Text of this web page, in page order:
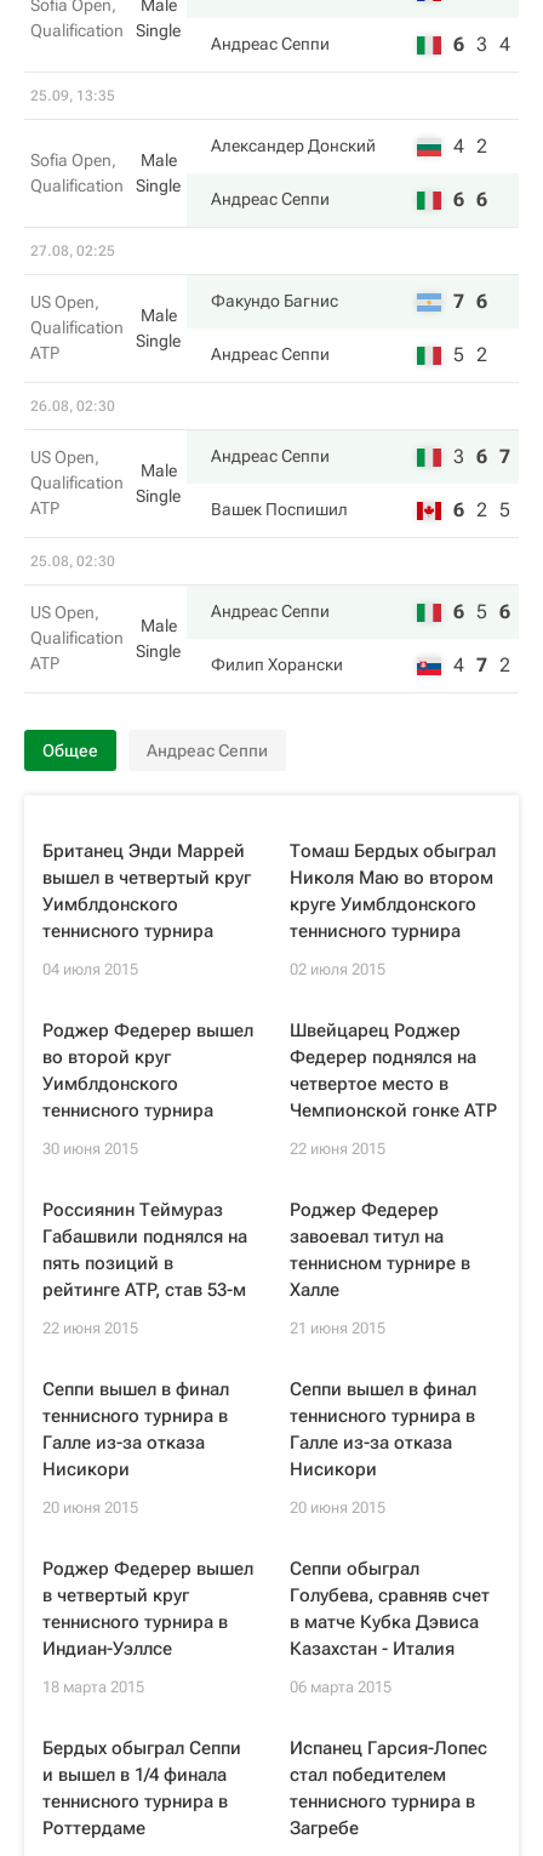
Sofia Open,
Qualification
Male
Single
Андреас Сеппи 6 3 4
25.09, 13:35
Sofia Open,
Qualification
Male
Single
Александер Донский 4 2
Андреас Сеппи 6 6
27.08, 02:25
US Open,
Qualification
ATP
Male
Single
Факундо Багнис 7 6
Андреас Сеппи 5 2
26.08, 02:30
US Open,
Qualification
ATP
Male
Single
Андреас Сеппи 3 6 7
Вашек Поспишил 6 2 5
25.08, 02:30
US Open,
Qualification
ATP
Male
Single
Андреас Сеппи 6 5 6
Филип Хорански 4 7 2
Общее Андреас Сеппи
Британец Энди Маррей
вышел в четвертый круг
Уимблдонского
теннисного турнира
04 июля 2015
Томаш Бердых обыграл
Николя Маю во втором
круге Уимблдонского
теннисного турнира
02 июля 2015
Роджер Федерер вышел
во второй круг
Уимблдонского
теннисного турнира
30 июня 2015
Швейцарец Роджер
Федерер поднялся на
четвертое место в
Чемпионской гонке ATP
22 июня 2015
Россиянин Теймураз
Габашвили поднялся на
пять позиций в
рейтинге ATP, став 53-м
22 июня 2015
Роджер Федерер
завоевал титул на
теннисном турнире в
Халле
21 июня 2015
Сеппи вышел в финал
теннисного турнира в
Галле из-за отказа
Нисикори
20 июня 2015
Сеппи вышел в финал
теннисного турнира в
Галле из-за отказа
Нисикори
20 июня 2015
Роджер Федерер вышел
в четвертый круг
теннисного турнира в
Индиан-Уэллсе
18 марта 2015
Сеппи обыграл
Голубева, сравняв счет
в матче Кубка Дэвиса
Казахстан - Италия
06 марта 2015
Бердых обыграл Сеппи
и вышел в 1/4 финала
теннисного турнира в
Роттердаме
Испанец Гарсия-Лопес
стал победителем
теннисного турнира в
Загребе